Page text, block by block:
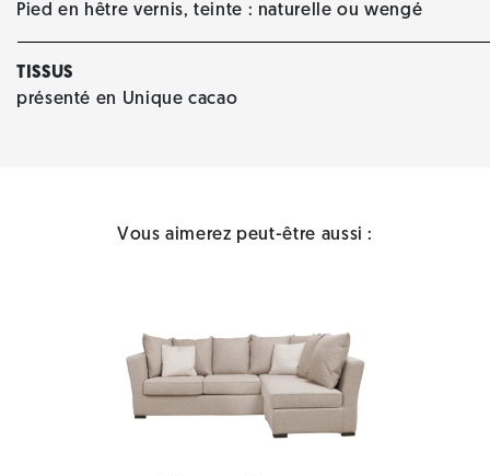
Pied en hêtre vernis, teinte : naturelle ou wengé
TISSUS
présenté en Unique cacao
Vous aimerez peut-être aussi :